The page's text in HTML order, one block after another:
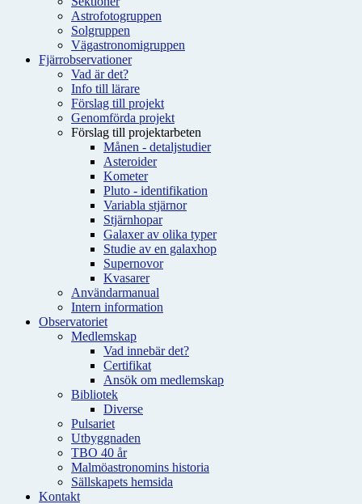
Astrofotogruppen
Solgruppen
Vägastronomigruppen
Fjärrobservationer
Vad är det?
Info till lärare
Förslag till projekt
Genomförda projekt
Förslag till projektarbeten
Månen - detaljstudier
Asteroider
Kometer
Pluto - identifikation
Variabla stjärnor
Stjärnhopar
Galaxer av olika typer
Studie av en galaxhop
Supernovor
Kvasarer
Användarmanual
Intern information
Observatoriet
Medlemskap
Vad innebär det?
Certifikat
Ansök om medlemskap
Bibliotek
Diverse
Pulsariet
Utbyggnaden
TBO 40 år
Malmöastronomins historia
Sällskapets hemsida
Kontakt